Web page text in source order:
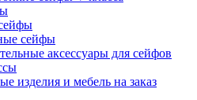
сейфы
аксессуары для сейфов
изделия и мебель на заказ